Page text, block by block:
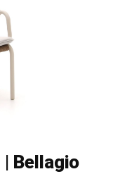
Bellagio